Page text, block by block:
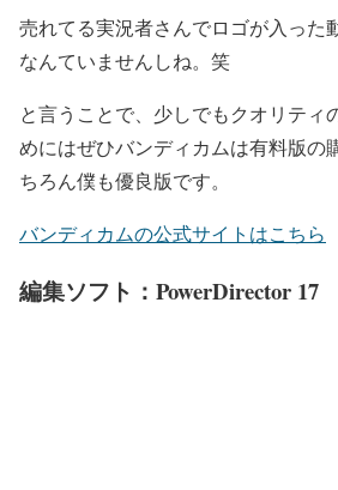
売れてる実況者さんでロゴが入った
なんていませんしね。笑
と言うことで、少しでもクオリティ
めにはぜひバンディカムは有料版の
ちろん僕も優良版です。
バンディカムの公式サイトはこちら
編集ソフト：PowerDirector 17